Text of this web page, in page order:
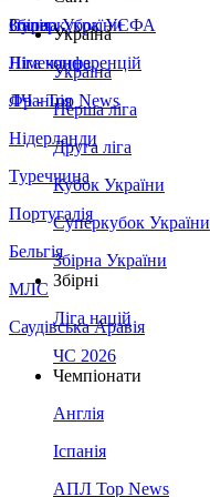
Збірна України
Італія
Німеччина
Франція
Нідерланди
Туреччина
Португалія
Бельгія
МЛС
Саудівська Аравія
Суперкубок УЄФА
Ліга конференцій
ЛЧ - Top News
Україна
Україна
Перша ліга
Друга ліга
Кубок України
Суперкубок України
Збірна України
Збірні
Ліга націй
ЧС 2026
Чемпіонати
Англія
Іспанія
АПЛ Top News